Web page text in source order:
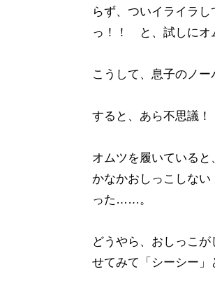
らず、ついイライラ
っ！！ と、試しにオ
こうして、息子のノー
すると、あら不思議！
オムツを履いている
かなかおしっこしな
った……。
どうやら、おしっこ
せてみて「シーシー」